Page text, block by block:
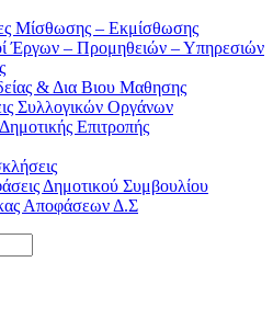
Μίσθωσης – Εκμίσθωσης
Έργων – Προμηθειών – Υπηρεσιών
& Δια Βιου Μαθησης
Συλλογικών Οργάνων
Επιτροπής
Δημοτικού Συμβουλίου
Αποφάσεων Δ.Σ